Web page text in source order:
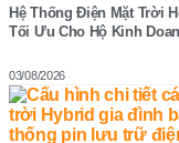
Hệ Thống Điện Mặt Trời
Tối Ưu Cho Hộ Kinh
03/08/2026